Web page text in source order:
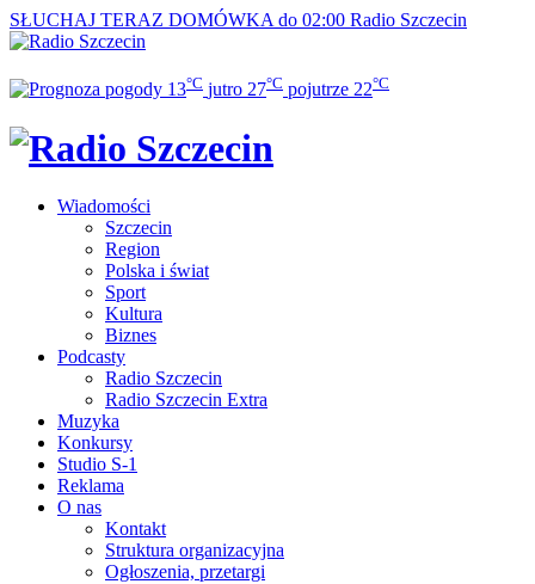
SŁUCHAJ TERAZ DOMÓWKA do 02:00 Radio Szczecin
13°C jutro 27°C pojutrze 22°C
Wiadomości
Szczecin
Region
Polska i świat
Sport
Kultura
Biznes
Podcasty
Radio Szczecin
Radio Szczecin Extra
Muzyka
Konkursy
Studio S-1
Reklama
O nas
Kontakt
Struktura organizacyjna
Ogłoszenia, przetargi